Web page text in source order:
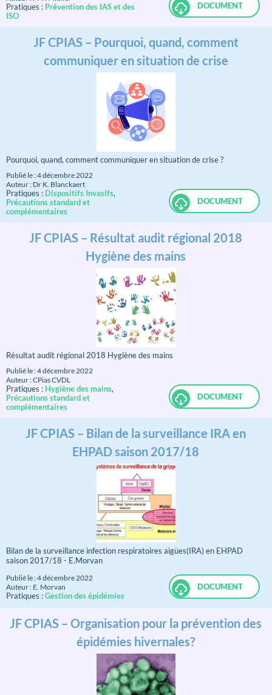
Pratiques : Prévention des IAS et des
ISO
DOCUMENT
JF CPIAS – Pourquoi, quand, comment
communiquer en situation de crise
Pourquoi, quand, comment communiquer en situation de crise ?
Publié le : 4 décembre 2022
Auteur : Dr K. Blanckaert
Pratiques : Dispositifs Invasifs,
Précautions standard et
complémentaires
DOCUMENT
JF CPIAS – Résultat audit régional 2018
Hygiène des mains
Résultat audit régional 2018 Hygiène des mains
Publié le : 4 décembre 2022
Auteur : CPias CVDL
Pratiques : Hygiène des mains,
Précautions standard et
complémentaires
DOCUMENT
JF CPIAS – Bilan de la surveillance IRA en
EHPAD saison 2017/18
Bilan de la surveillance infection respiratoires aigües(IRA) en EHPAD
saison 2017/18 - E.Morvan
Publié le : 4 décembre 2022
Auteur : E. Morvan
Pratiques :Gestion des épidémies
DOCUMENT
JF CPIAS – Organisation pour la prévention des
épidémies hivernales?